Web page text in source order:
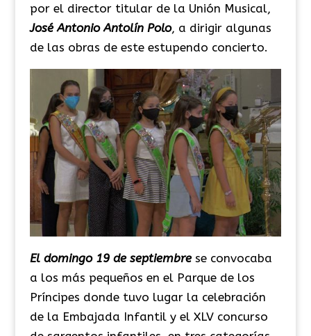
por el director titular de la Unión Musical,
José Antonio Antolín Polo, a dirigir algunas
de las obras de este estupendo concierto.
El domingo 19 de septiembrese convocaba
a los más pequeños en el Parque de los
Príncipes donde tuvo lugar la celebración
de la Embajada Infantil y el XLV concurso